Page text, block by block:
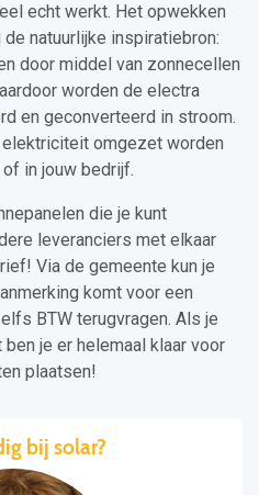
echt werkt. Het opwekken
natuurlijke inspiratiebron:
door middel van zonnecellen
worden de electra
en geconverteerd in stroom.
omgezet worden
in jouw bedrijf.
die je kunt
leveranciers met elkaar
Via de gemeente kun je
komt voor een
BTW terugvragen. Als je
je er helemaal klaar voor
plaatsen!
bij solar?